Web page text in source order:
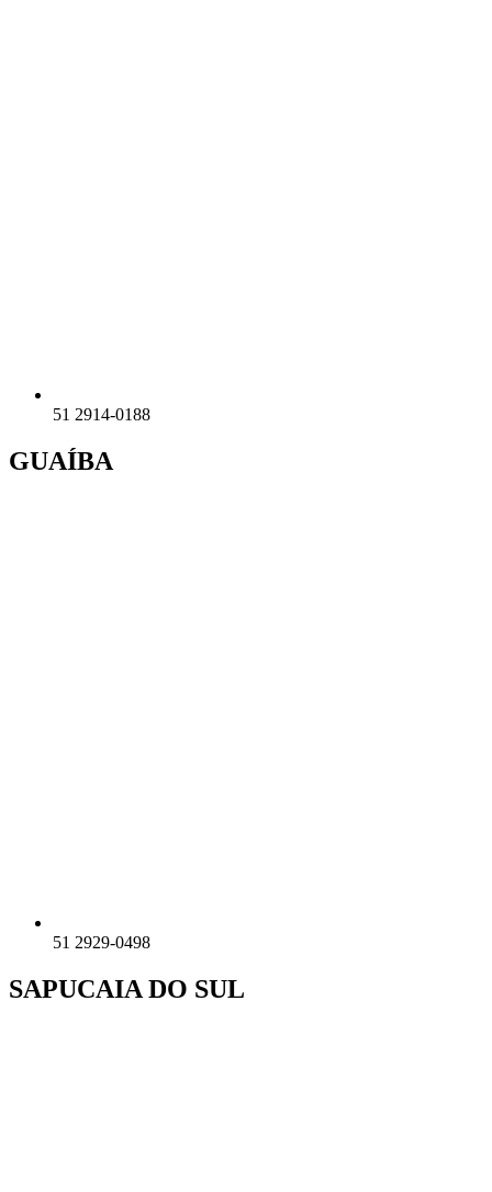
51 2914-0188
GUAÍBA
51 2929-0498
SAPUCAIA DO SUL